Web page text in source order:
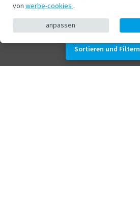
Sortieren und Filtern
von werbe-cookies .
anpassen